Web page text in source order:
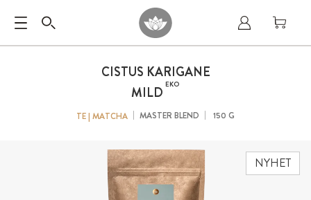
NYHET
CISTUS KARIGANE
MILDEKO
TE | MATCHA MASTER BLEND 150 G